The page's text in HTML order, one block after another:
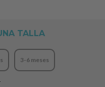
TALLA
3-6 meses